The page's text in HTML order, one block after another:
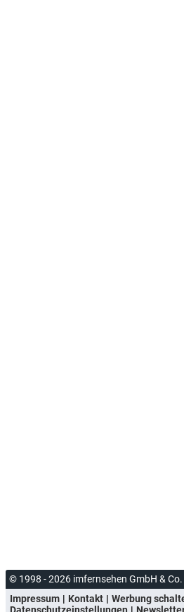
© 1998 - 2026 imfernsehen GmbH & Co.
Impressum
Kontakt Werbung